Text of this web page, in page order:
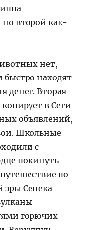
но второй как-
нет,
находят
денег. Вторая
копирует в Сети
объявлений,
Школьные
с
покинуть
по
эры Сенека
горючих